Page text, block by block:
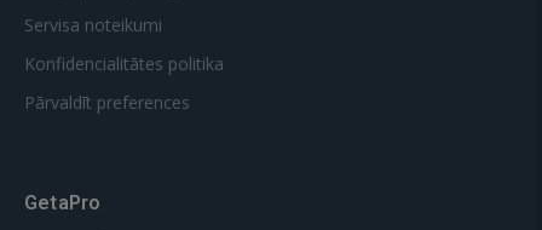
Servisa noteikumi
Konfidencialitātes politika
Pārvaldīt preferences
GetaPro